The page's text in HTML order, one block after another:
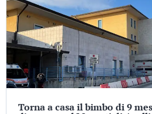
Torna a casa il bimbo di 9